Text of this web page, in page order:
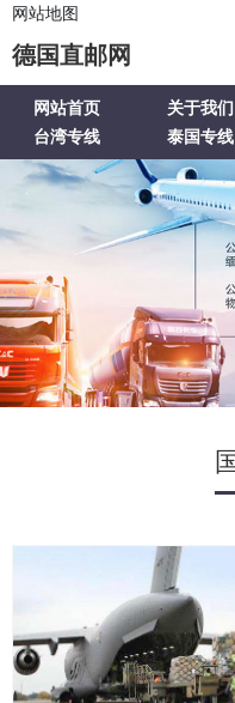
网站地图
德国直邮网
网站首页 关于我们
台湾专线
泰国专线